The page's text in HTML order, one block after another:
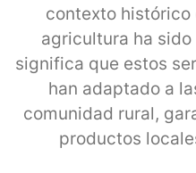
contexto histórico
agricultura ha
significa que estos
han adaptado a
comunidad rural,
productos